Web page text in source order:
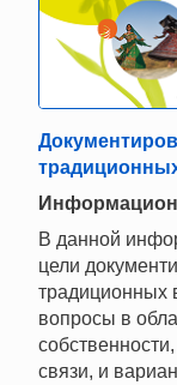
В данной
цели
традиционных
вопросы в
связи, и